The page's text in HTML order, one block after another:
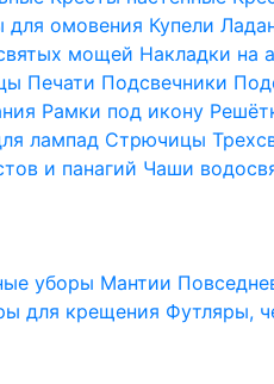
для омовения Купели
мощей Накладки на
Печати Подсвечники
Рамки под икону
лампад Стрючицы
и панагий Чаши
уборы Мантии
для крещения Футляры,